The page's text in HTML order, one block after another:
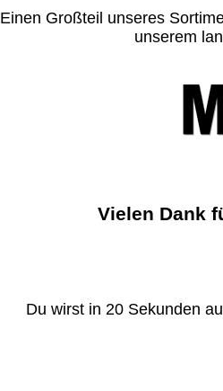
Einen Großteil unseres
unserem
Vielen Dank
Du wirst in 20 Sekunden